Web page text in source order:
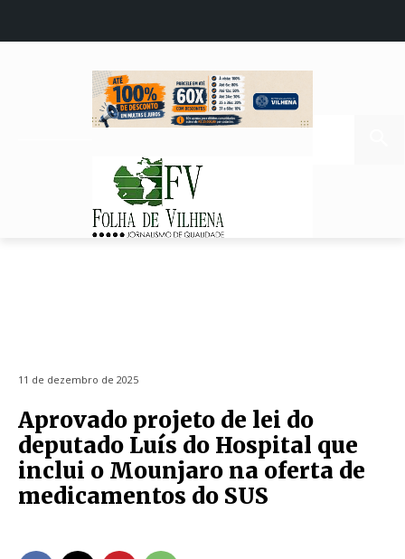
11 de dezembro de 2025
Aprovado projeto de lei do
deputado Luís do Hospital que
inclui o Mounjaro na oferta de
medicamentos do SUS